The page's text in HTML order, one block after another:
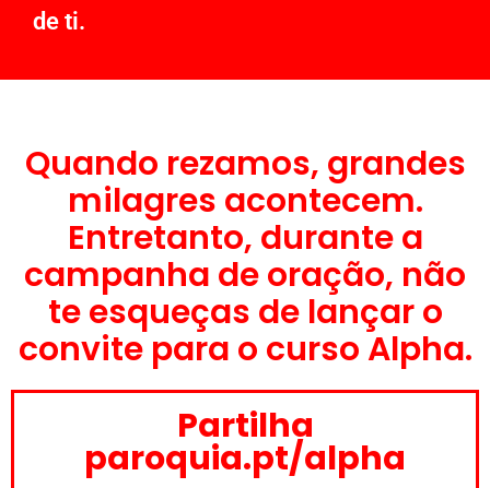
de ti.
Quando rezamos, grandes
milagres acontecem.
Entretanto, durante a
campanha de oração, não
te esqueças de lançar o
convite para o curso Alpha.
Partilha
paroquia.pt/alpha